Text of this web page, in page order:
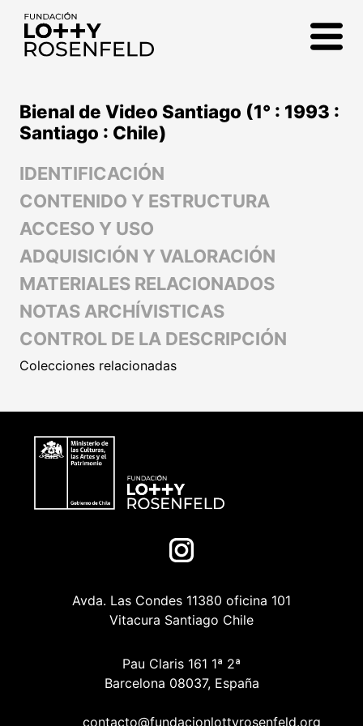
Bienal de Video Santiago (1° : 1993 :
Santiago : Chile)
IDENTIFICACIÓN
CONTENIDO Y ESTRUCTURA
ACCESO Y USO
ADQUISICIÓN Y VALORACIÓN
MATERIALES RELACIONADOS
NOTAS ARCHÍVISTICAS
CONTROL DE LA DESCRIPCIÓN
Colecciones relacionadas
Avda. Las Condes 11380 oficina 101
Vitacura Santiago Chile
Pau Claris 161 1ª 2ª
Barcelona 08037, España
contacto@fundacionlottyrosenfeld.org